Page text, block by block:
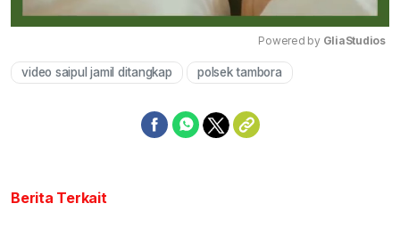
Powered by GliaStudios
video saipul jamil ditangkap polsek tambora
Berita Terkait